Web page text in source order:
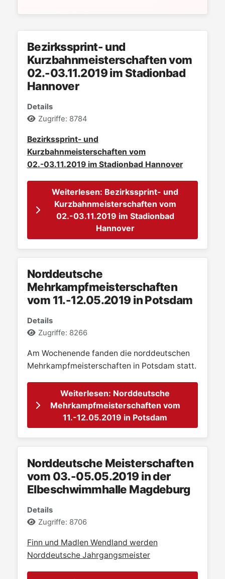
Bezirkssprint- und
Kurzbahnmeisterschaften vom
02.-03.11.2019 im Stadionbad
Hannover
Details
Zugriffe: 8784
Bezirkssprint- und
Kurzbahnmeisterschaften vom
02.-03.11.2019 im Stadionbad Hannover
Weiterlesen: Bezirkssprint- und
Kurzbahnmeisterschaften vom
02.-03.11.2019 im Stadionbad
Hannover
Norddeutsche
Mehrkampfmeisterschaften
vom 11.-12.05.2019 in Potsdam
Details
Zugriffe: 8266
Am Wochenende fanden die norddeutschen
Mehrkampfmeisterschaften in Potsdam statt.
Weiterlesen: Norddeutsche
Mehrkampfmeisterschaften vom
11.-12.05.2019 in Potsdam
Norddeutsche Meisterschaften
vom 03.-05.05.2019 in der
Elbeschwimmhalle Magdeburg
Details
Zugriffe: 8706
Finn und Madlen Wendland werden
Norddeutsche Jahrgangsmeister